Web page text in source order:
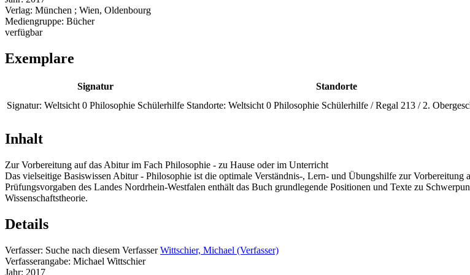
Verlag: München ; Wien, Oldenbourg
Mediengruppe: Bücher
verfügbar
Exemplare
Signatur Standorte
Signatur: Weltsicht 0 Philosophie Schülerhilfe Standorte: Weltsicht 0 Philosophie Schülerhilfe / Regal 213 / 2.
Inhalt
Zur Vorbereitung auf das Abitur im Fach Philosophie - zu Hause oder im Unterricht
Das vielseitige Basiswissen Abitur - Philosophie ist die optimale Verständnis-, Lern- und Übungshilfe zur
Prüfungsvorgaben des Landes Nordrhein-Westfalen enthält das Buch grundlegende Positionen und Texte zu
Wissenschaftstheorie.
Details
Verfasser: Suche nach diesem Verfasser Wittschier, Michael (Verfasser)
Verfasserangabe: Michael Wittschier
Jahr: 2017